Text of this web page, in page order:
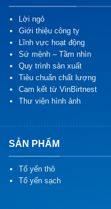
Lời ngỏ
Giới thiệu công ty
Lĩnh vực hoạt động
Sứ mệnh – Tầm nhìn
Quy trình sản xuất
Tiêu chuẩn chất lượng
Cam kết từ VinBirtnest
Thư viện hình ảnh
SẢN PHẨM
Tổ yến thô
Tổ yến sạch